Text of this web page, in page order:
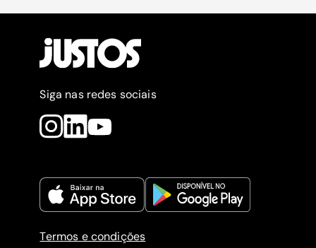
Siga nas redes sociais
Termos e condições